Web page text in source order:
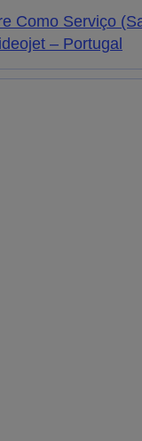
Como Serviço
– Portugal